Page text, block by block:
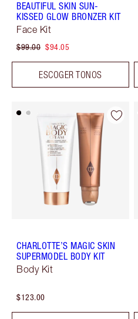
BEAUTIFUL SKIN SUN-
KISSED GLOW BRONZER KIT
Face Kit
$99.00 $94.05
ESCOGER TONOS
CHARLOTTE’S MAGIC SKIN
SUPERMODEL BODY KIT
Body Kit
$123.00